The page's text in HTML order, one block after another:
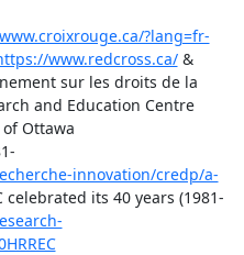
?lang=fr-
www.redcross.ca/ &
sur les droits de la
and Education Centre
Ottawa
innovation/credp/a-
celebrated its 40 years (1981-